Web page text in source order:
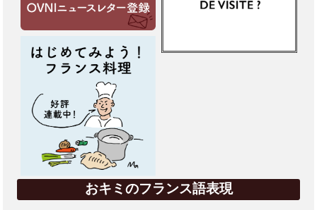
おキミのフランス語表現